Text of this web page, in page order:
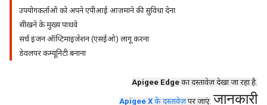
उपयोगकर्ताओं को अपने एपीआई आज़माने की सुविधा देना
सीखने के मुख्य पाथवे
सर्च इंजन ऑप्टिमाइज़ेशन (एसईओ) लागू करना
डेवलपर कम्यूनिटी बनाना
Apigee Edge का दस्तावेज़ देखा जा रहा है.
Apigee X के दस्तावेज़पर जाएं. जानकारी